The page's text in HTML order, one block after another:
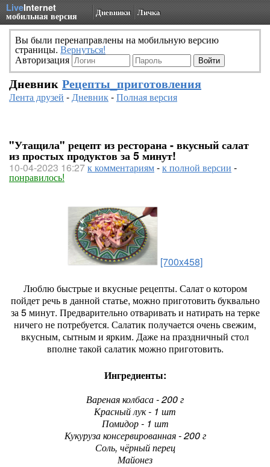
LiveInternet
мобильная версия Дневники Личка
Вы были перенаправлены на мобильную версию
страницы. Вернуться!
Авторизация
Дневник Рецепты_приготовления
Лента друзей -Дневник-Полная версия
"Утащила" рецепт из ресторана - вкусный салат
из простых продуктов за 5 минут!
10-04-2023 16:27к комментариям-к полной версии -
понравилось!
[700x458]
Люблю быстрые и вкусные рецепты. Салат о котором
пойдет речь в данной статье, можно приготовить буквально
за 5 минут. Предварительно отваривать и натирать на терке
ничего не потребуется. Салатик получается очень свежим,
вкусным, сытным и ярким. Даже на праздничный стол
вполне такой салатик можно приготовить.
Ингредиенты:
Вареная колбаса - 200 г
Красный лук - 1 шт
Помидор - 1 шт
Кукуруза консервированная - 200 г
Соль, чёрный перец
Майонез